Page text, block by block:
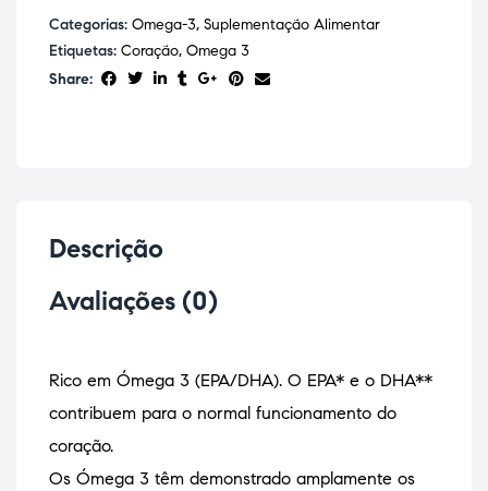
Categorias: Omega-3, Suplementação Alimentar
Etiquetas: Coração, Omega 3
Share:
Descrição
Avaliações (0)
Rico em Ómega 3 (EPA/DHA). O EPA* e o DHA**
contribuem para o normal funcionamento do
coração.
Os Ómega 3 têm demonstrado amplamente os